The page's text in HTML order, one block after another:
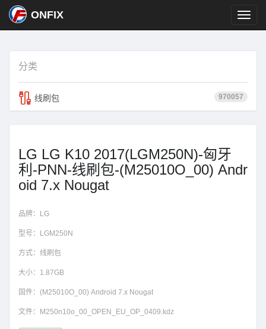
ONFIX
分类
970057
线刷包
LG LG K10 2017(LGM250N)-匈牙
利-PNN-线刷包-(M25010O_00) Andr
oid 7.x Nougat
品牌： LG
型号： LGM250N
方式： 线刷包
大小： 1.87GB
固件： (M25010O_00) Android 7.x Nougat
文件： M250n10o_00_OPEN_EU_OP_0409.kdz